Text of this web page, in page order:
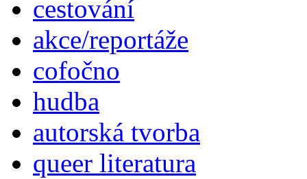
cestování
akce/reportáže
cofočno
hudba
autorská tvorba
queer literatura